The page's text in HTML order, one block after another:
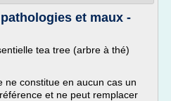
et maux -
tea tree (arbre à thé)
constitue en aucun cas un
et ne peut remplacer